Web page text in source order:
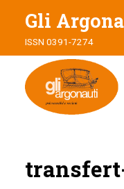
Gli
ISSN 0391-7274